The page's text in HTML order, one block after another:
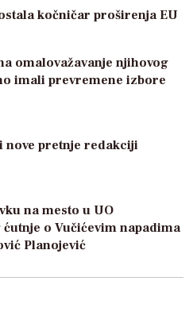
kočničar proširenja EU
omalovažavanje njihovog
imali prevremene izbore
nove pretnje redakciji
na mesto u UO
o Vučićevim napadima
Planojević